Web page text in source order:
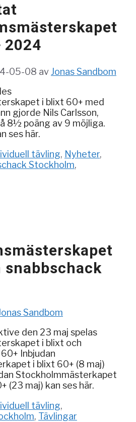
2024
05-08 avJonas Sandbom
i blixt 60+ med
gjorde Nils Carlsson,
8½ poäng av 9 möjliga.
ses här.
tävling, Nyheter,
Stockholm,
Sandbom
den 23 maj spelas
i blixt och
Inbjudan
i blixt 60+ (8 maj)
Stockholmmästerkapet
(23 maj) kan ses här.
tävling,
, Tävlingar